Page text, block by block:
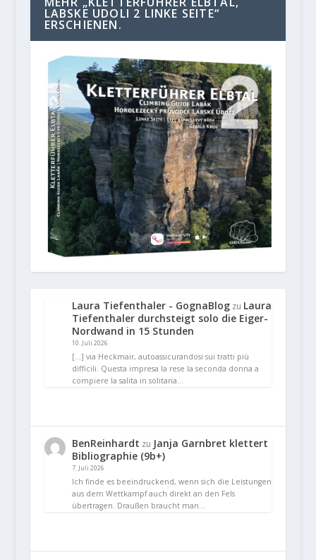
LABSKE UDOLI 2 LINKE SEITE“
ERSCHIENEN.
Laura Tiefenthaler - GognaBlogzu Laura
Tiefenthaler durchsteigt solo die Eiger-
Nordwand in 15 Stunden
10. Juli 2026
[…] via Heckmair, autoassicurandosi sui tratti più
difficili. Questa impresa la rese la seconda donna a
compiere la salita in solitaria…
BenReinhardt zu Janja Garnbret klettert
Bibliographie (9b+)
7. Juli 2026
Ich finde es beeindruckend, wenn sich die Leistungen
aus dem Wettkampf auch direkt an den Fels
übertragen. Draußen braucht man…